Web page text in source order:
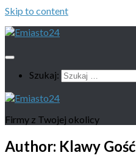
Skip to content
Szukaj:
Firmy z Twojej okolicy
Author: Klawy Gość